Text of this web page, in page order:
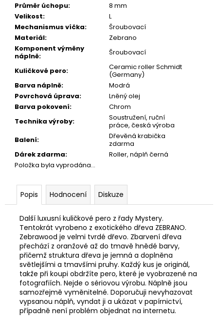
Průměr úchopu:
8 mm
Velikost:
L
Mechanismus víčka:
Šroubovací
Materiál:
Zebrano
Komponent výměny
náplně:
Šroubovací
Kuličkové pero:
Ceramic roller Schmidt
(Germany)
Barva náplně:
Modrá
Povrchová úprava:
Lněný olej
Barva pokovení:
Chrom
Technika výroby:
Soustružení, ruční
práce, česká výroba
Balení:
Dřevěná krabička
zdarma
Dárek zdarma:
Roller, náplň černá
Položka byla vyprodána…
Popis Hodnocení Diskuze
Další luxusní kuličkové pero z řady Mystery.
Tentokrát vyrobeno z exotického dřeva ZEBRANO.
Zebrawood je velmi tvrdé dřevo. Zbarvení dřeva
přechází z oranžové až do tmavě hnědé barvy,
přičemž struktura dřeva je jemná a doplněna
světlejšími a tmavšími pruhy. Každý kus je originál,
takže při koupi obdržíte pero, které je vyobrazené na
fotografiích. Nejde o sériovou výrobu. Náplně jsou
samozřejmě vyměnitelné. Doporučuji nevyhazovat
vypsanou náplň, vyndat ji a ukázat v papírnictví,
případně není problém objednat na internetu.
DŘEVĚNÉ
KULIČKOVÉ
PERO
MYSTERY
(MANGO)
300
Kč
700
Kč